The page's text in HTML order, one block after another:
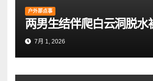
户外那点事
两男生结伴爬白云洞脱水
7月 1, 2026